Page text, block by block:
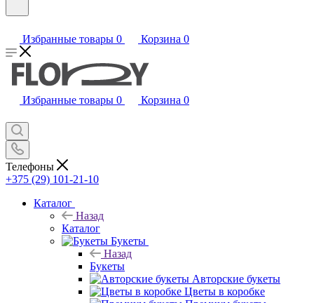
Избранные товары 0 Корзина 0
Избранные товары 0 Корзина 0
Телефоны
+375 (29) 101-21-10
Каталог
Назад
Каталог
Букеты
Назад
Букеты
Авторские букеты
Цветы в коробке